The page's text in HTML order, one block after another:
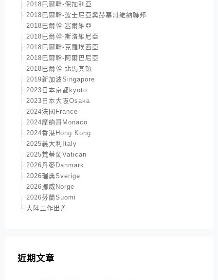
2018巴爾幹-保加利亞
2018巴爾幹-波士尼亞與赫塞哥維納聯邦
2018巴爾幹-塞爾維亞
2018巴爾幹-斯洛維尼亞
2018巴爾幹-克羅埃西亞
2018巴爾幹-阿爾巴尼亞
2018巴爾幹-北馬其頓
2019新加波Singapore
2023日本京都kyoto
2023日本大阪Osaka
2024法國France
2024摩納哥Monaco
2024香港Hong Kong
2025義大利Italy
2025梵蒂岡Vatican
2026丹麥Danmark
2026瑞典Sverige
2026挪威Norge
2026芬蘭Suomi
大陸工作出差
近期文章